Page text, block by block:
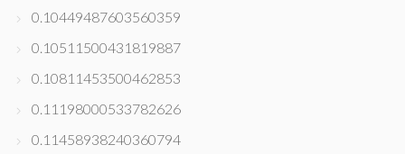
0.10449487603560359
0.10511500431819887
0.10811453500462853
0.11198000533782626
0.11458938240360794